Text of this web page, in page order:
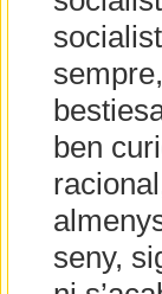
ben
seny,